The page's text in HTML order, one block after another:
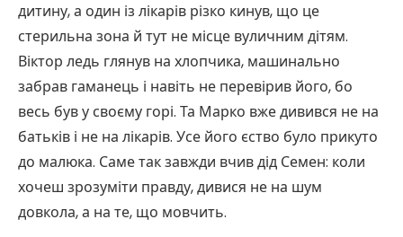
дитину, а один із лікарів різко кинув, що це
стерильна зона й тут не місце вуличним дітям.
Віктор ледь глянув на хлопчика, машинально
забрав гаманець і навіть не перевірив його, бо
весь був у своєму горі. Та Марко вже дивився не на
батьків і не на лікарів. Усе його єство було прикуто
до малюка. Саме так завжди вчив дід Семен: коли
хочеш зрозуміти правду, дивися не на шум
довкола, а на те, що мовчить.